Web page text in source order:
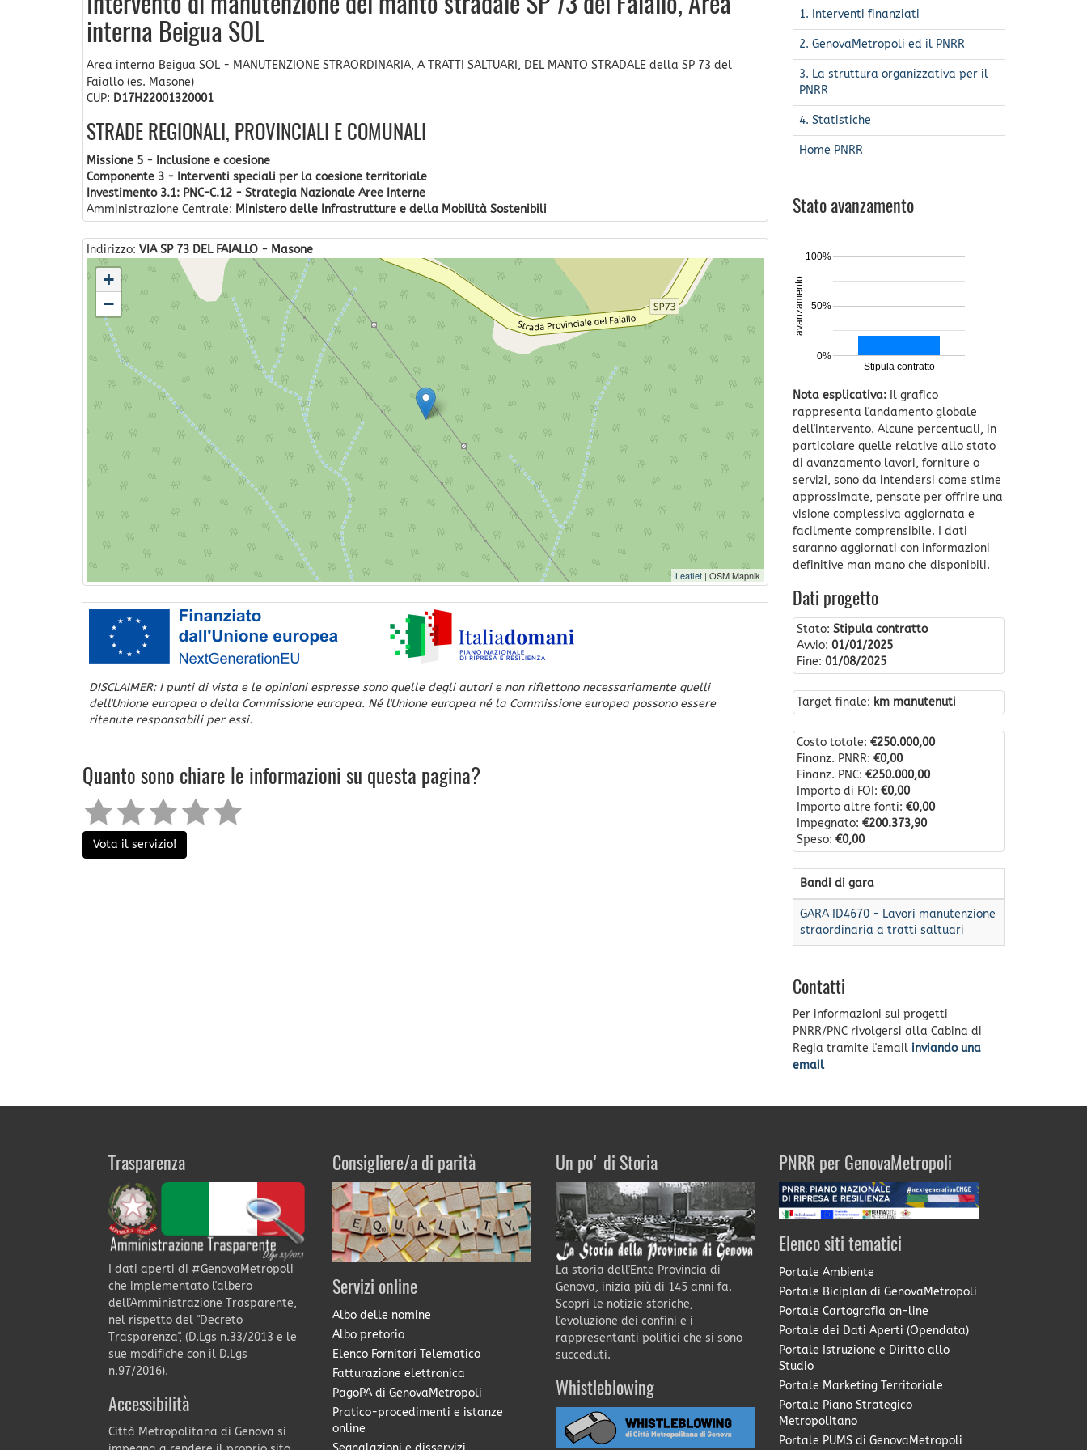
Intervento di manutenzione del manto stradale SP 73 del Faiallo, Area
interna Beigua SOL
Area interna Beigua SOL - MANUTENZIONE STRAORDINARIA, A TRATTI SALTUARI, DEL MANTO STRADALE della SP 73 del
Faiallo (es. Masone)
CUP: D17H22001320001
STRADE REGIONALI, PROVINCIALI E COMUNALI
Missione 5 - Inclusione e coesione
Componente 3 - Interventi speciali per la coesione territoriale
Investimento 3.1: PNC-C.12 - Strategia Nazionale Aree Interne
Amministrazione Centrale: Ministero delle Infrastrutture e della Mobilità Sostenibili
Indirizzo: VIA SP 73 DEL FAIALLO - Masone
+
−
Leaflet| OSM Mapnik
DISCLAIMER: I punti di vista e le opinioni espresse sono quelle degli autori e non riflettono necessariamente quelli
dell'Unione europea o della Commissione europea. Né l'Unione europea né la Commissione europea possono essere
ritenute responsabili per essi.
Quanto sono chiare le informazioni su questa pagina?
Vota il servizio!
1. Interventi finanziati
2. GenovaMetropoli ed il PNRR
3. La struttura organizzativa per il
PNRR
4. Statistiche
Home PNRR
Stato avanzamento
Stipula contratto
0%
50%
100%
avanzamento
Nota esplicativa:Il grafico
rappresenta l'andamento globale
dell'intervento. Alcune percentuali, in
particolare quelle relative allo stato
di avanzamento lavori, forniture o
servizi, sono da intendersi come stime
approssimate, pensate per offrire una
visione complessiva aggiornata e
facilmente comprensibile. I dati
saranno aggiornati con informazioni
definitive man mano che disponibili.
Dati progetto
Stato: Stipula contratto
Avvio: 01/01/2025
Fine: 01/08/2025
Target finale: km manutenuti
Costo totale: €250.000,00
Finanz. PNRR: €0,00
Finanz. PNC: €250.000,00
Importo di FOI: €0,00
Importo altre fonti: €0,00
Impegnato: €200.373,90
Speso: €0,00
Bandi di gara
GARA ID4670 - Lavori manutenzione
straordinaria a tratti saltuari
Contatti
Per informazioni sui progetti
PNRR/PNC rivolgersi alla Cabina di
Regia tramite l'email inviando una
email
Trasparenza
I dati aperti di #GenovaMetropoli
che implementato l'albero
dell'Amministrazione Trasparente,
nel rispetto del "Decreto
Trasparenza", (D.Lgs n.33/2013 e le
sue modifiche con il D.Lgs
n.97/2016).
Accessibilità
Città Metropolitana di Genova si
Consigliere/a di parità
Servizi online
Albo delle nomine
Albo pretorio
Elenco Fornitori Telematico
Fatturazione elettronica
PagoPA di GenovaMetropoli
Pratico-procedimenti e istanze
online
Un po' di Storia
La storia dell'Ente Provincia di
Genova, inizia più di 145 anni fa.
Scopri le notizie storiche,
l'evoluzione dei confini e i
rappresentanti politici che si sono
succeduti.
Whistleblowing
PNRR per GenovaMetropoli
Elenco siti tematici
Portale Ambiente
Portale Biciplan di GenovaMetropoli
Portale Cartografia on-line
Portale dei Dati Aperti (Opendata)
Portale Istruzione e Diritto allo
Studio
Portale Marketing Territoriale
Portale Piano Strategico
Metropolitano
Portale PUMS di GenovaMetropoli